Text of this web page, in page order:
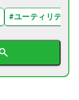
#ユーティリティ